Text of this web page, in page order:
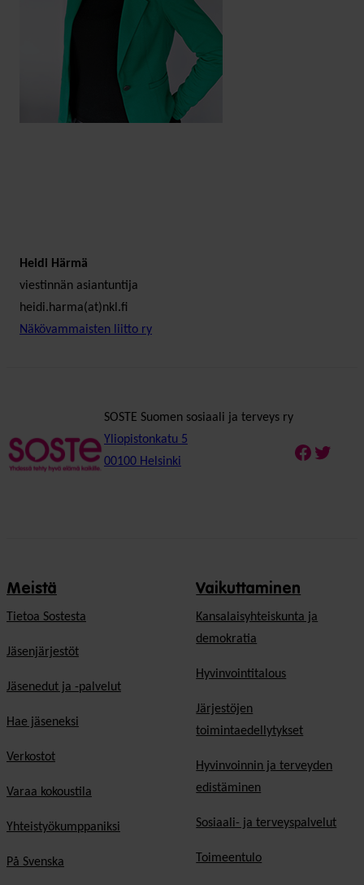
Heidi Härmä
viestinnän asiantuntija
heidi.harma(at)nkl.fi
Näkövammaisten liitto ry
SOSTE Suomen sosiaali ja terveys ry
Yliopistonkatu 5
00100 Helsinki
Meistä
Tietoa Sostesta
Jäsenjärjestöt
Jäsenedut ja -palvelut
Hae jäseneksi
Verkostot
Varaa kokoustila
Yhteistyökumppaniksi
På Svenska
Vaikuttaminen
Kansalaisyhteiskunta ja
demokratia
Hyvinvointitalous
Järjestöjen
toimintaedellytykset
Hyvinvoinnin ja terveyden
edistäminen
Sosiaali- ja terveyspalvelut
Toimeentulo